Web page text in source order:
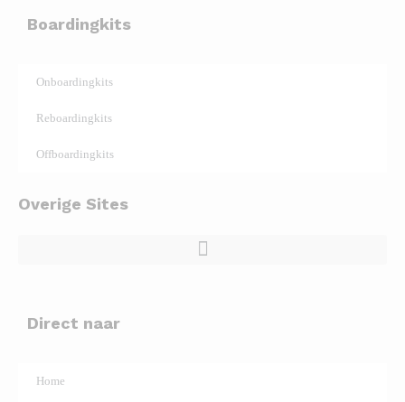
Boardingkits
Onboardingkits
Reboardingkits
Offboardingkits
Overige Sites
Direct naar
Home